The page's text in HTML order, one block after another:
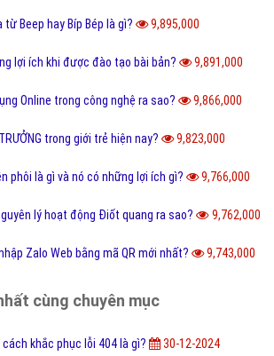
Beep hay Bíp Bép là gì? 9,895,000
lợi ích khi được đào tạo bài bản? 9,891,000
Online trong công nghệ ra sao? 9,866,000
trong giới trẻ hiện nay? 9,823,000
phôi là gì và nó có những lợi ích gì? 9,766,000
lý hoạt động Điốt quang ra sao? 9,762,000
Zalo Web bằng mã QR mới nhất? 9,743,000
cùng chuyên mục
cách khắc phục lỗi 404 là gì? 30-12-2024